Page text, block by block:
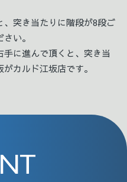
突き当たりに階段が8段ご
い。
に進んで頂くと、突き当
カルド江坂店です。